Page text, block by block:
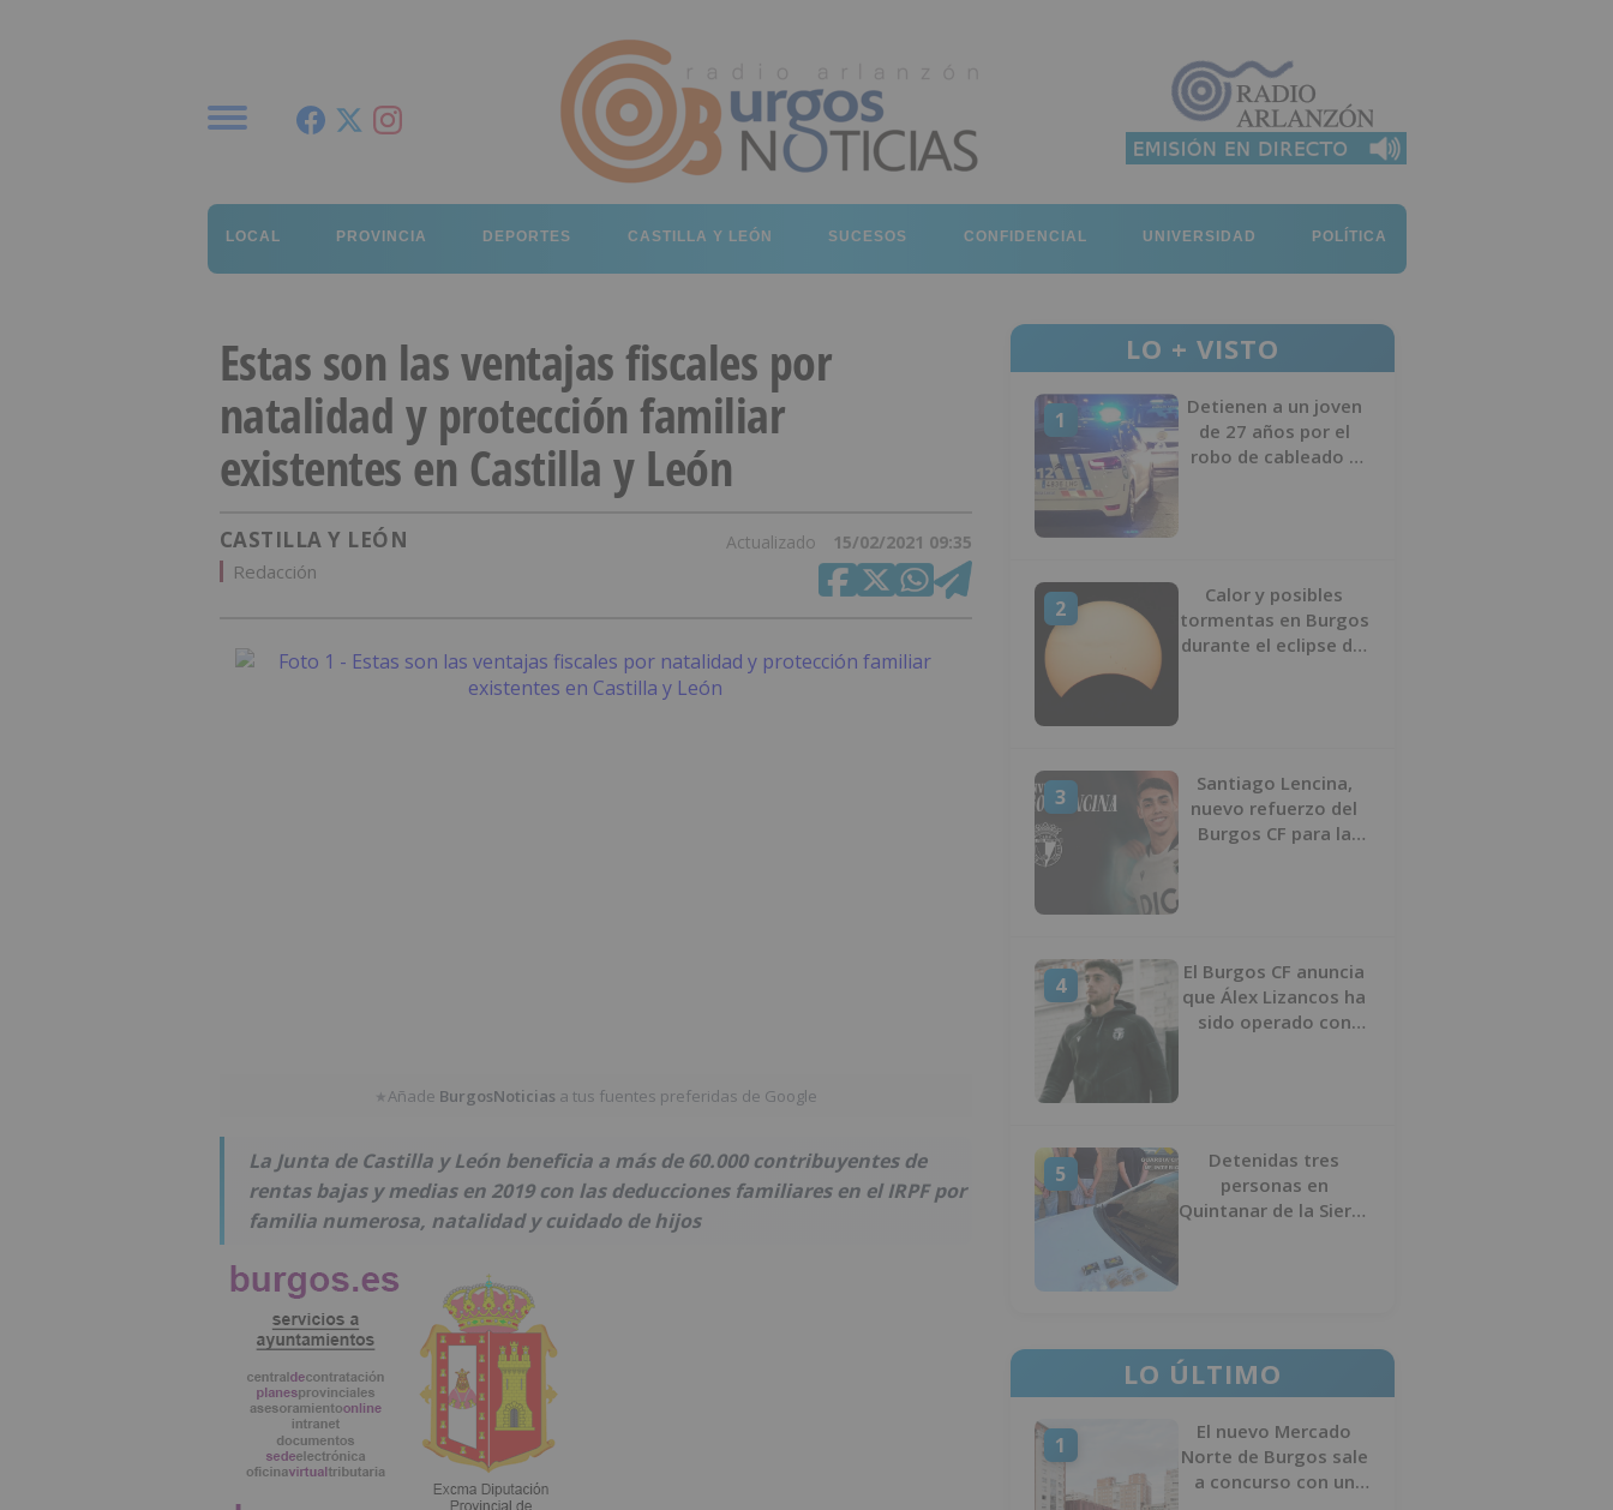
LOCAL PROVINCIA DEPORTES CASTILLA Y LEÓN SUCESOS CONFIDENCIAL UNIVERSIDAD POLÍTICA
Estas son las ventajas fiscales por
natalidad y protección familiar
existentes en Castilla y León
CASTILLA Y LEÓN Actualizado 15/02/2021 09:35
Redacción
★Añade BurgosNoticias a tus fuentes preferidas de Google
La Junta de Castilla y León beneficia a más de 60.000 contribuyentes de
rentas bajas y medias en 2019 con las deducciones familiares en el IRPF por
familia numerosa, natalidad y cuidado de hijos
LO + VISTO
1
Detienen a un joven
de 27 años por el
robo de cableado y
2
Calor y posibles
tormentas en Burgos
durante el eclipse del
3
Santiago Lencina,
nuevo refuerzo del
Burgos CF para la
4
El Burgos CF anuncia
que Álex Lizancos ha
sido operado con
5
Detenidas tres
personas en
Quintanar de la Sierra
LO ÚLTIMO
1
El nuevo Mercado
Norte de Burgos sale
a concurso con un